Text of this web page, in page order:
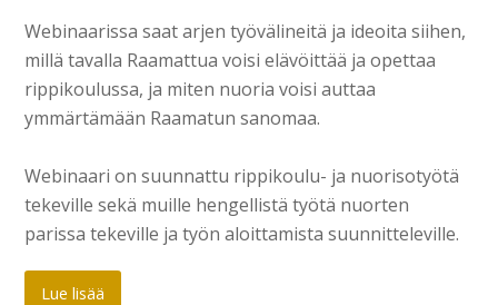
Webinaarissa saat arjen työvälineitä ja ideoita siihen,
millä tavalla Raamattua voisi elävöittää ja opettaa
rippikoulussa, ja miten nuoria voisi auttaa
ymmärtämään Raamatun sanomaa.
Webinaari on suunnattu rippikoulu- ja nuorisotyötä
tekeville sekä muille hengellistä työtä nuorten
parissa tekeville ja työn aloittamista suunnitteleville.
Lue lisää